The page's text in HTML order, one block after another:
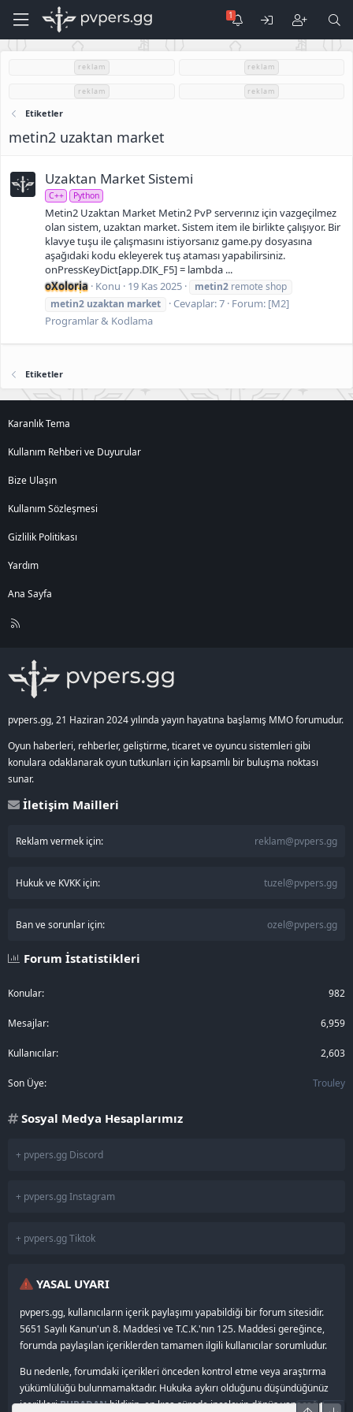
reklam reklam
reklam reklam
Etiketler
metin2 uzaktan market
Uzaktan Market Sistemi
C++ Python
Metin2 Uzaktan Market Metin2 PvP serverınız için vazgeçilmez
olan sistem, uzaktan market. Sistem item ile birlikte çalışıyor. Bir
klavye tuşu ile çalışmasını istiyorsanız game.py dosyasına
aşağıdaki kodu ekleyerek tuş ataması yapabilirsiniz.
onPressKeyDict[app.DIK_F5] = lambda ...
oXoloria Konu 19 Kas 2025 metin2 remote shop
metin2 uzaktan market Cevaplar: 7 Forum: [M2]
Programlar & Kodlama
Etiketler
Karanlık Tema
Kullanım Rehberi ve Duyurular
Bize Ulaşın
Kullanım Sözleşmesi
Gizlilik Politikası
Yardım
Ana Sayfa
R
pvpers.gg, 21 Haziran 2024 yılında yayın hayatına başlamış MMO forumudur.
Oyun haberleri, rehberler, geliştirme, ticaret ve oyuncu sistemleri gibi
konulara odaklanarak oyun tutkunları için kapsamlı bir buluşma noktası
sunar.
İletişim Mailleri
Reklam vermek için: reklam@pvpers.gg
Hukuk ve KVKK için: tuzel@pvpers.gg
Ban ve sorunlar için: ozel@pvpers.gg
Forum İstatistikleri
Konular 982
Mesajlar 6,959
Kullanıcılar 2,603
Son Üye Trouley
Sosyal Medya Hesaplarımız
+ pvpers.gg Discord
+ pvpers.gg Instagram
+ pvpers.gg Tiktok
YASAL UYARI
pvpers.gg, kullanıcıların içerik paylaşımı yapabildiği bir forum sitesidir.
5651 Sayılı Kanun'un 8. Maddesi ve T.C.K.'nın 125. Maddesi gereğince,
forumda paylaşılan içeriklerden tamamen ilgili kullanıcılar sorumludur.
Bu nedenle, forumdaki içerikleri önceden kontrol etme veya araştırma
yükümlülüğü bulunmamaktadır. Hukuka aykırı olduğunu düşündüğünüz
içerikleriBURADANbildirin, en kısa sürede inceleyip dönüş yapacağız.